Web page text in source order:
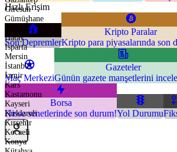
Giresun
Gümüşhane
Hakkari
Hatay
Isparta
Mersin
İstanbul
İzmir
Kars
Kastamonu
Kayseri
Kırklareli
Kırşehir
Kocaeli
Konya
Hızlı Erişim
Son Depremler
Kripto Paralar
Kripto para piyasalarında son
Maç Merkezi
Gazeteler
Günün gazete manşetlerini
Borsa
Hisse senetlerinde son durum!Yol Durumu